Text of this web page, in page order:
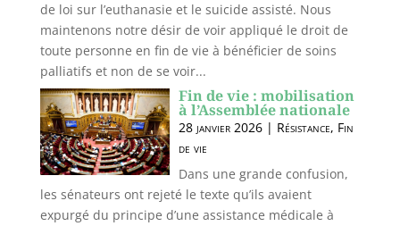
de loi sur l’euthanasie et le suicide assisté. Nous
maintenons notre désir de voir appliqué le droit de
toute personne en fin de vie à bénéficier de soins
palliatifs et non de se voir...
Fin de vie : mobilisation
à l’Assemblée nationale
28 janvier 2026| Résistance, Fin
de vie
Dans une grande confusion,
les sénateurs ont rejeté le texte qu’ils avaient
expurgé du principe d’une assistance médicale à